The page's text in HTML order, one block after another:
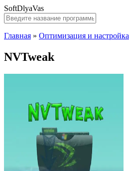
SoftDlyaVas
Главная » Оптимизация и настройка
NVTweak